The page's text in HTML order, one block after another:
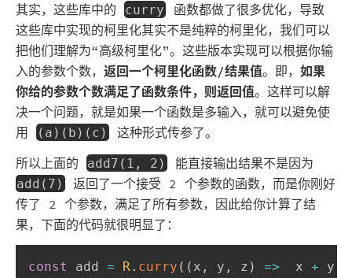
其实，这些库中的 curry函数都做了很多优化，导致
这些库中实现的柯里化其实不是纯粹的柯里化，我们可以
把他们理解为“高级柯里化”。这些版本实现可以根据你输
入的参数个数， 返回一个柯里化函数/结果值。即， 如果
你给的参数个数满足了函数条件，则返回值。这样可以解
决一个问题，就是如果一个函数是多输入，就可以避免使
用
(a)(b)(c) 这种形式传参了。
所以上面的
add7(1, 2) 能直接输出结果不是因为
add(7) 返回了一个接受 2 个参数的函数，而是你刚好
传了 2 个参数，满足了所有参数，因此给你计算了结
果，下面的代码就很明显了：
const add = R . curry ( ( x , y , z ) =>
  x
+ y